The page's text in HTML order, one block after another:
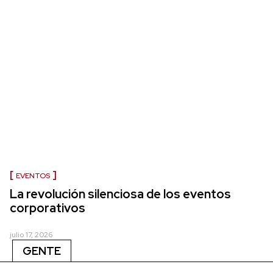
EVENTOS
La revolución silenciosa de los eventos
corporativos
julio 17, 2026
GENTE